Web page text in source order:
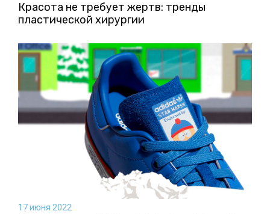
Красота не требует жертв: тренды
пластической хирургии
17 июня 2022